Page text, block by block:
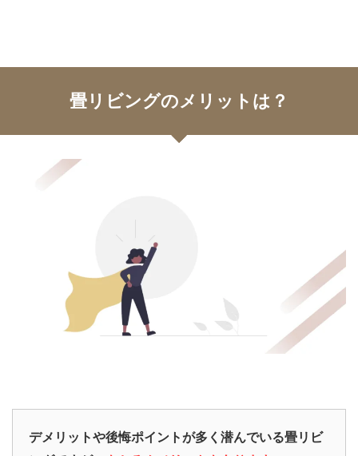
畳リビングのメリットは？
デメリットや後悔ポイントが多く潜んでいる畳リビ